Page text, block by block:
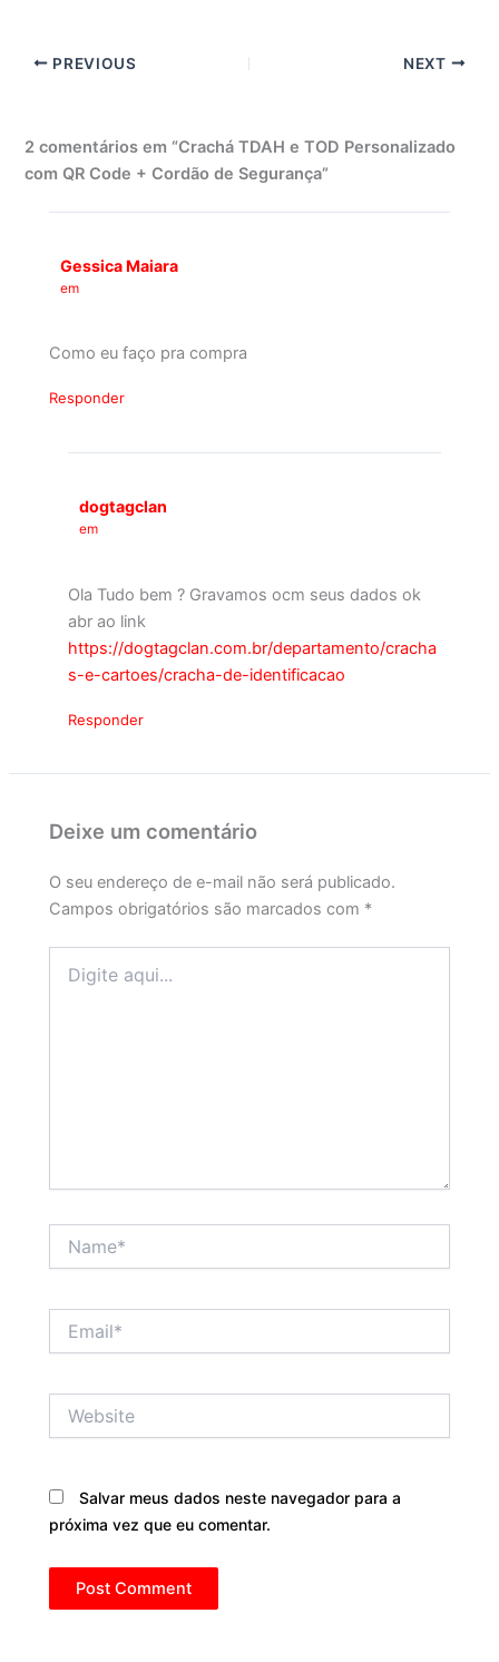
PREVIOUS NEXT
2 comentários em “Crachá TDAH e TOD Personalizado
com QR Code + Cordão de Segurança”
Gessica Maiara
em
Como eu faço pra compra
Responder
dogtagclan
em
Ola Tudo bem ? Gravamos ocm seus dados ok
abr ao link
https://dogtagclan.com.br/departamento/cracha
s-e-cartoes/cracha-de-identificacao
Responder
Deixe um comentário
O seu endereço de e-mail não será publicado.
Campos obrigatórios são marcados com *
aqui...
Salvar meus dados neste navegador para a
próxima vez que eu comentar.